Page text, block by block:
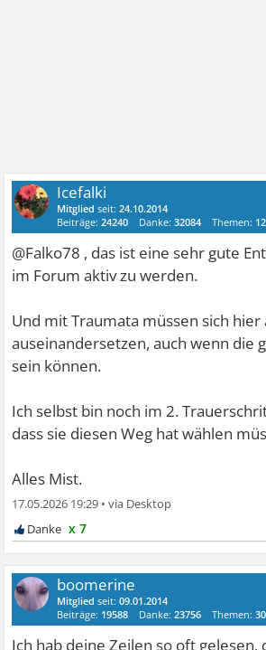
Icefalki
Mitglied seit:24.10.2014
Beiträge:24240 Danke:32084 Themen: 12
@Falko78 , das ist eine sehr gute
im Forum aktiv zu werden.
Und mit Traumata müssen sich hier
auseinandersetzen, auch wenn die
sein können.
Ich selbst bin noch im 2.
dass sie diesen Weg hat wählen
Alles Mist.
17.05.2026 19:29 •
x 7
boomerine
Mitglied seit:09.01.2014
Beiträge: 19588 Danke:23756 Themen:30
Ich hab deine Zeilen so oft gelesen,